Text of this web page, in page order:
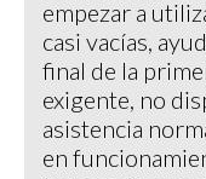
empezar a
casi vacías,
final de la
exigente, no
asistencia
en